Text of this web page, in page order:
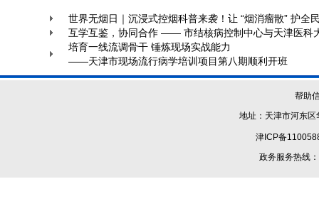
世界无烟日｜沉浸式控烟科普来袭！让 “烟消瘤散” 护全
互学互鉴，协同合作 —— 市结核病控制中心与天津医科
培育一线流调骨干 锤炼现场实战能力
——天津市现场流行病学培训项目第八期顺利开班
帮助
地址：天津市河
津ICP备
政务服务热线